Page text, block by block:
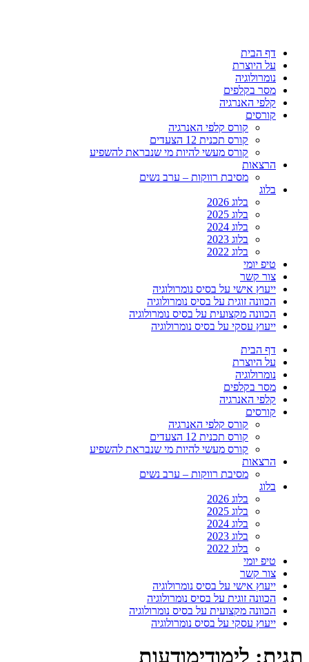
דף הבית
על היוצרת
נומרולוגיה
מסר בקלפים
קלפי האנרגיה
קורסים
קורס קלפי האנרגיה
קורס תכנית 12 הצעדים
קורס מעשי להיות מי שנבראת להשפיע
הרצאות
מסיבת רווקות – ערב נשים
בלוג
בלוג 2026
בלוג 2025
בלוג 2024
בלוג 2023
בלוג 2022
טיפ יומי
צור קשר
ייעוץ אישי על בסיס נומרולוגיה
הכוונה זוגית על בסיס נומרולוגיה
הכוונה מקצועית על בסיס נומרולוגיה
ייעוץ עסקי על בסיס נומרולוגיה
דף הבית
על היוצרת
נומרולוגיה
מסר בקלפים
קלפי האנרגיה
קורסים
קורס קלפי האנרגיה
קורס תכנית 12 הצעדים
קורס מעשי להיות מי שנבראת להשפיע
הרצאות
מסיבת רווקות – ערב נשים
בלוג
בלוג 2026
בלוג 2025
בלוג 2024
בלוג 2023
בלוג 2022
טיפ יומי
צור קשר
ייעוץ אישי על בסיס נומרולוגיה
הכוונה זוגית על בסיס נומרולוגיה
הכוונה מקצועית על בסיס נומרולוגיה
ייעוץ עסקי על בסיס נומרולוגיה
תגית: לימודימודעות